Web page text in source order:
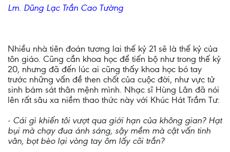
Lm. Dũng Lạc Trần Cao Tường
Nhiều nhà tiên đoán tương lai thế kỷ 21 sẽ là thế kỷ của
tôn giáo. Cũng cần khoa học để tiến bộ như trong thế kỷ
20, nhưng đã đến lúc ai cũng thấy khoa học bó tay
trước những vấn đề then chốt của cuộc đời, như vực tử
sinh bám sát thân mệnh mình. Nhạc sĩ Hùng Lân đã nói
lên rất sâu xa niềm thao thức này với Khúc Hát Trầm Tư:
- Cái gì khiến tôi vượt qua giới hạn của không gian? Hạt
bụi mà chạy đua ánh sáng, sậy mềm mà cật vấn tinh
vân, bọt bèo lại vòng tay ôm lấy cõi trần?